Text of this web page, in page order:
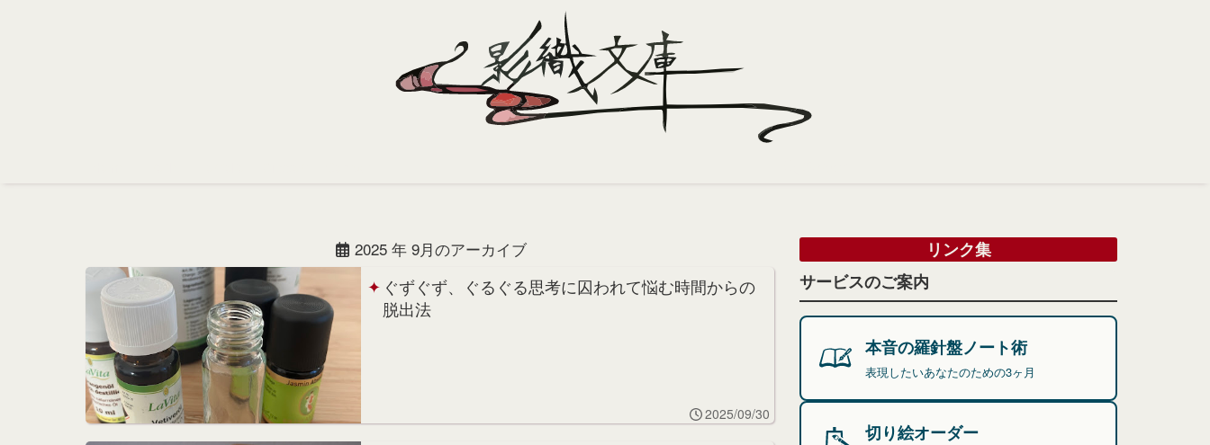
2025 年 9月のアーカイブ
ぐずぐず、ぐるぐる思考に囚われて悩む時間からの
脱出法
2025/09/30
リンク集
サービスのご案内
本音の羅針盤ノート術
表現したいあなたのための3ヶ月
切り絵オーダー